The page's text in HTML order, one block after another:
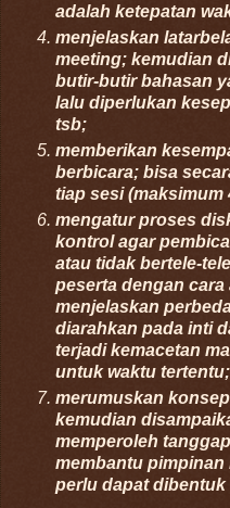
adalah ketepatan
menjelaskan
meeting; kemudian
butir-butir bahasan
lalu diperlukan
tsb;
memberikan
berbicara; bisa
tiap sesi (maksimum
mengatur proses
kontrol agar
atau tidak bertele-
peserta dengan
menjelaskan
diarahkan pada inti
terjadi kemacetan
untuk waktu tertentu;
merumuskan
kemudian
memperoleh
membantu pimpinan
perlu dapat dibentuk